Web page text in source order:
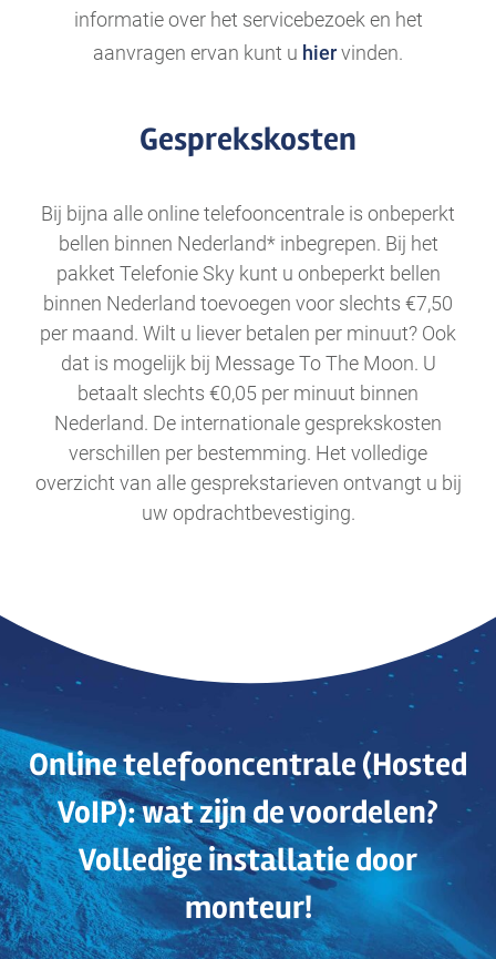
informatie over het servicebezoek en het
aanvragen ervan kunt u hiervinden.
Gesprekskosten
Bij bijna alle online telefooncentrale is onbeperkt
bellen binnen Nederland* inbegrepen. Bij het
pakket Telefonie Sky kunt u onbeperkt bellen
binnen Nederland toevoegen voor slechts €7,50
per maand. Wilt u liever betalen per minuut? Ook
dat is mogelijk bij Message To The Moon. U
betaalt slechts €0,05 per minuut binnen
Nederland. De internationale gesprekskosten
verschillen per bestemming. Het volledige
overzicht van alle gesprekstarieven ontvangt u bij
uw opdrachtbevestiging.
Online telefooncentrale (Hosted
VoIP): wat zijn de voordelen?
Volledige installatie door
monteur!